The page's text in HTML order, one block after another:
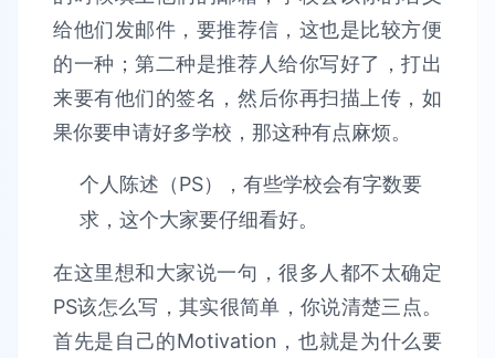
给他们发邮件，要推荐信，这也是比较方便
的一种；第二种是推荐人给你写好了，打出
来要有他们的签名，然后你再扫描上传，如
果你要申请好多学校，那这种有点麻烦。
个人陈述（PS），有些学校会有字数要
求，这个大家要仔细看好。
在这里想和大家说一句，很多人都不太确定
PS该怎么写，其实很简单，你说清楚三点。
首先是自己的Motivation，也就是为什么要